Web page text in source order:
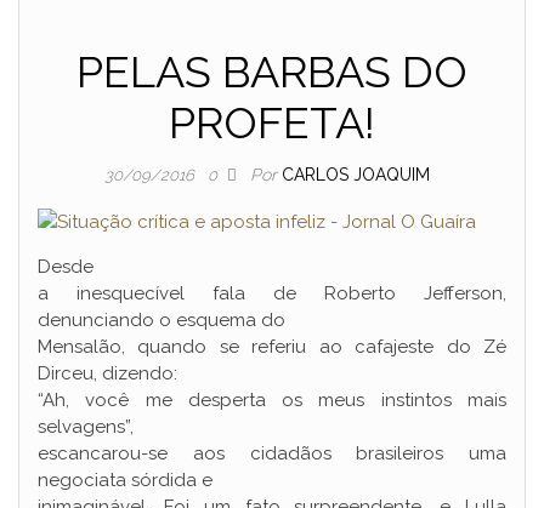
PELAS BARBAS DO
PROFETA!
30/09/2016 0 Por CARLOS JOAQUIM
Desde
a inesquecível fala de Roberto Jefferson,
denunciando o esquema do
Mensalão, quando se referiu ao cafajeste do Zé
Dirceu, dizendo:
“Ah, você me desperta os meus instintos mais
selvagens”,
escancarou-se aos cidadãos brasileiros uma
negociata sórdida e